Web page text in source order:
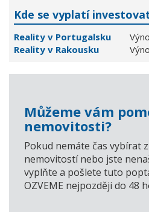
Kde se vyplatí
Reality v Portugalsku
Reality v Rakousku
Můžeme vám
nemovitosti?
Pokud nemáte čas vybírat
nemovitostí nebo jste
vyplňte a pošlete tuto
OZVEME nejpozději do 48